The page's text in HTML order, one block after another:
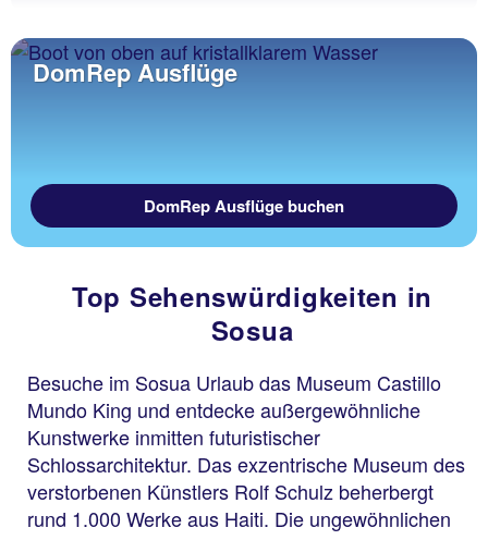
DomRep Ausflüge
DomRep Ausflüge buchen
Top Sehenswürdigkeiten in
Sosua
Besuche im Sosua Urlaub das Museum Castillo
Mundo King und entdecke außergewöhnliche
Kunstwerke inmitten futuristischer
Schlossarchitektur. Das exzentrische Museum des
verstorbenen Künstlers Rolf Schulz beherbergt
rund 1.000 Werke aus Haiti. Die ungewöhnlichen